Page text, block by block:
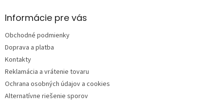
ä
e
Informácie pre vás
Obchodné podmienky
Doprava a platba
Kontakty
Reklamácia a vrátenie tovaru
Ochrana osobných údajov a cookies
Alternatívne riešenie sporov